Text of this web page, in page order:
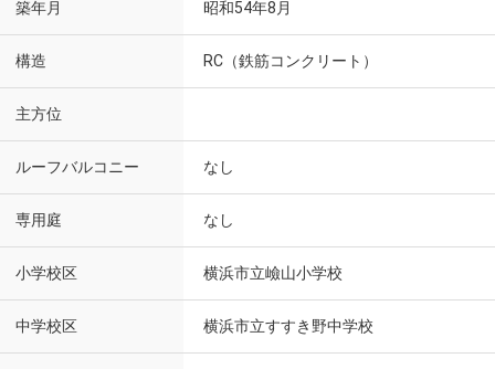
築年月 昭和54年8月
構造 RC（鉄筋コンクリート）
主方位
ルーフバルコニー なし
専用庭 なし
小学校区 横浜市立嶮山小学校
中学校区 横浜市立すすき野中学校